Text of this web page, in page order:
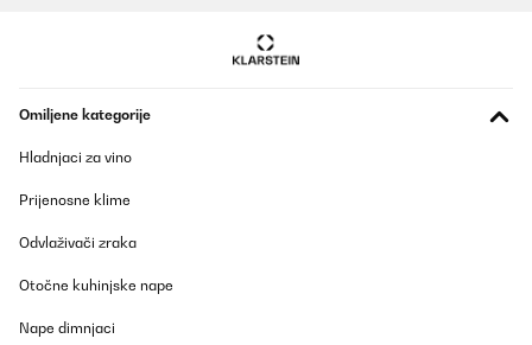
Amazon user
Prevedi
Top Teil
Amazon-Benutzer
Omiljene kategorije
Hladnjaci za vino
Prijenosne klime
Odvlaživači zraka
Otočne kuhinjske nape
Nape dimnjaci